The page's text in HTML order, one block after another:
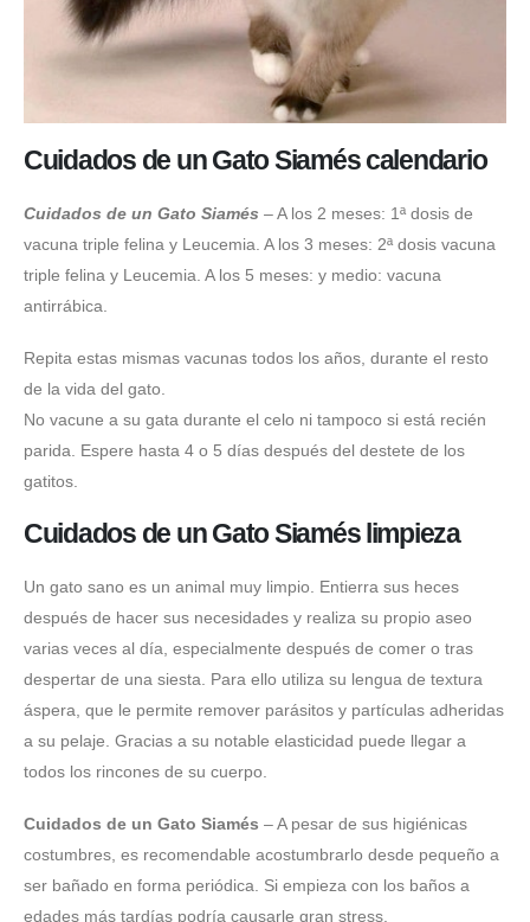
Cuidados de un Gato Siamés calendario
Cuidados de un Gato Siamés – A los 2 meses: 1ª dosis de
vacuna triple felina y Leucemia. A los 3 meses: 2ª dosis vacuna
triple felina y Leucemia. A los 5 meses: y medio: vacuna
antirrábica.
Repita estas mismas vacunas todos los años, durante el resto
de la vida del gato.
No vacune a su gata durante el celo ni tampoco si está recién
parida. Espere hasta 4 o 5 días después del destete de los
gatitos.
Cuidados de un Gato Siamés limpieza
Un gato sano es un animal muy limpio. Entierra sus heces
después de hacer sus necesidades y realiza su propio aseo
varias veces al día, especialmente después de comer o tras
despertar de una siesta. Para ello utiliza su lengua de textura
áspera, que le permite remover parásitos y partículas adheridas
a su pelaje. Gracias a su notable elasticidad puede llegar a
todos los rincones de su cuerpo.
Cuidados de un Gato Siamés – A pesar de sus higiénicas
costumbres, es recomendable acostumbrarlo desde pequeño a
ser bañado en forma periódica. Si empieza con los baños a
edades más tardías podría causarle gran stress.